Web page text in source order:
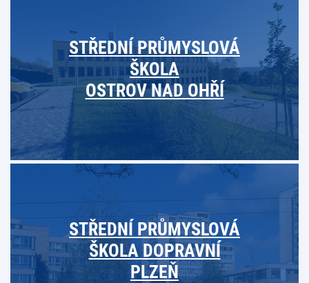
STŘEDNÍ PRŮMYSLOVÁ
ŠKOLA
OSTROV NAD OHŘÍ
STŘEDNÍ PRŮMYSLOVÁ
ŠKOLA DOPRAVNÍ
PLZEŇ